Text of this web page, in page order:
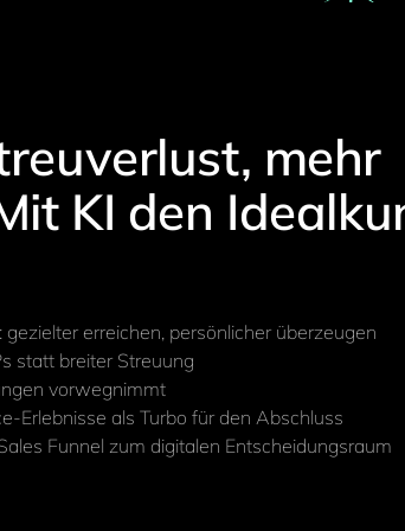
mehr
KI den
erreichen, persönlicher überzeugen
statt breiter Streuung
vorwegnimmt
Erlebnisse als Turbo für den Abschluss
Funnel zum digitalen Entscheidungsraum